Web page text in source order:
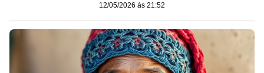
12/05/2026 às 21:52